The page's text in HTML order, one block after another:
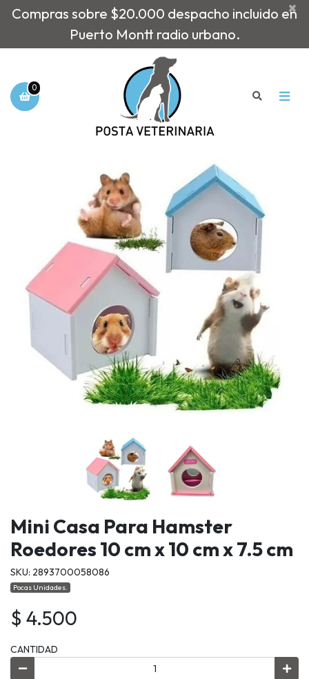
Compras sobre $20.000 despacho incluido en
Puerto Montt radio urbano.
×
0
Mini Casa Para Hamster
Roedores 10 cm x 10 cm x 7.5 cm
SKU: 2893700058086
Pocas Unidades.
$ 4.500
CANTIDAD